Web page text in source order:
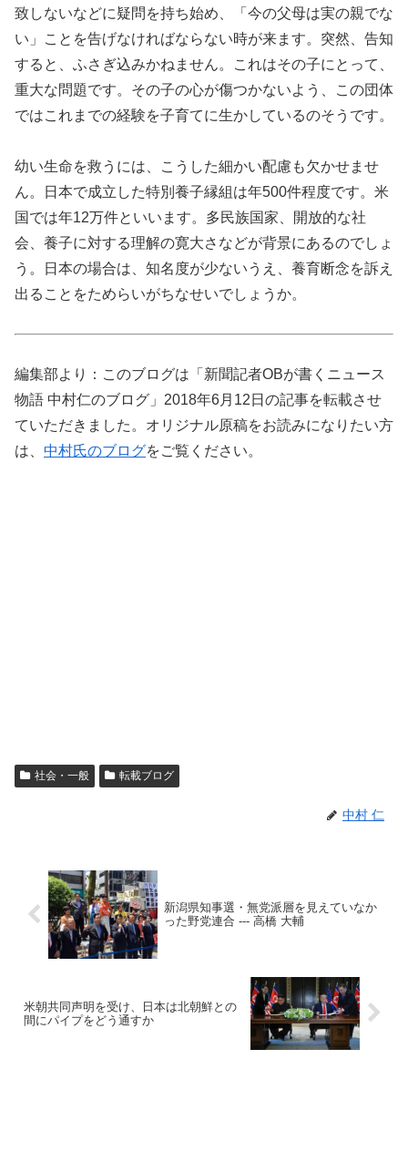
致しないなどに疑問を持ち始め、「今の父母は実の親でな
い」ことを告げなければならない時が来ます。突然、告知
すると、ふさぎ込みかねません。これはその子にとって、
重大な問題です。その子の心が傷つかないよう、この団体
ではこれまでの経験を子育てに生かしているのそうです。
幼い生命を救うには、こうした細かい配慮も欠かせませ
ん。日本で成立した特別養子縁組は年500件程度です。米
国では年12万件といいます。多民族国家、開放的な社
会、養子に対する理解の寛大さなどが背景にあるのでしょ
う。日本の場合は、知名度が少ないうえ、養育断念を訴え
出ることをためらいがちなせいでしょうか。
編集部より：このブログは「新聞記者OBが書くニュース
物語 中村仁のブログ」2018年6月12日の記事を転載させ
ていただきました。オリジナル原稿をお読みになりたい方
は、 中村氏のブログをご覧ください。
社会・一般 転載ブログ
中村 仁
新潟県知事選・無党派層を見えていなか
った野党連合 --- 高橋 大輔
米朝共同声明を受け、日本は北朝鮮との
間にパイプをどう通すか